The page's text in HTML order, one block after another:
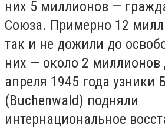
них 5 миллионов —
Союза. Примерно 12
так и не дожили до
них — около 2 миллионов
апреля 1945 года узники
(Buchenwald) подняли
интернациональное